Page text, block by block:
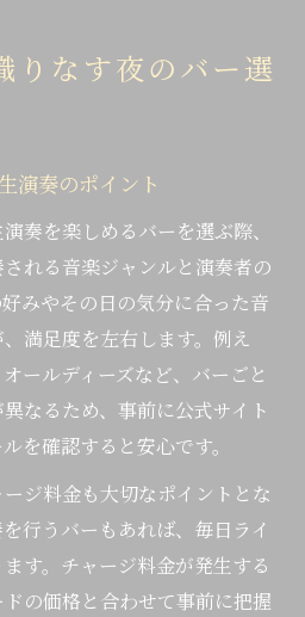
りなす夜のバー選
演奏のポイント
奏を楽しめるバーを選ぶ際、
れる音楽ジャンルと演奏者の
みやその日の気分に合った音
満足度を左右します。例え
ールディーズなど、バーごと
なるため、事前に公式サイト
を確認すると安心です。
ジ料金も大切なポイントとな
行うバーもあれば、毎日ライ
す。チャージ料金が発生する
の価格と合わせて事前に把握